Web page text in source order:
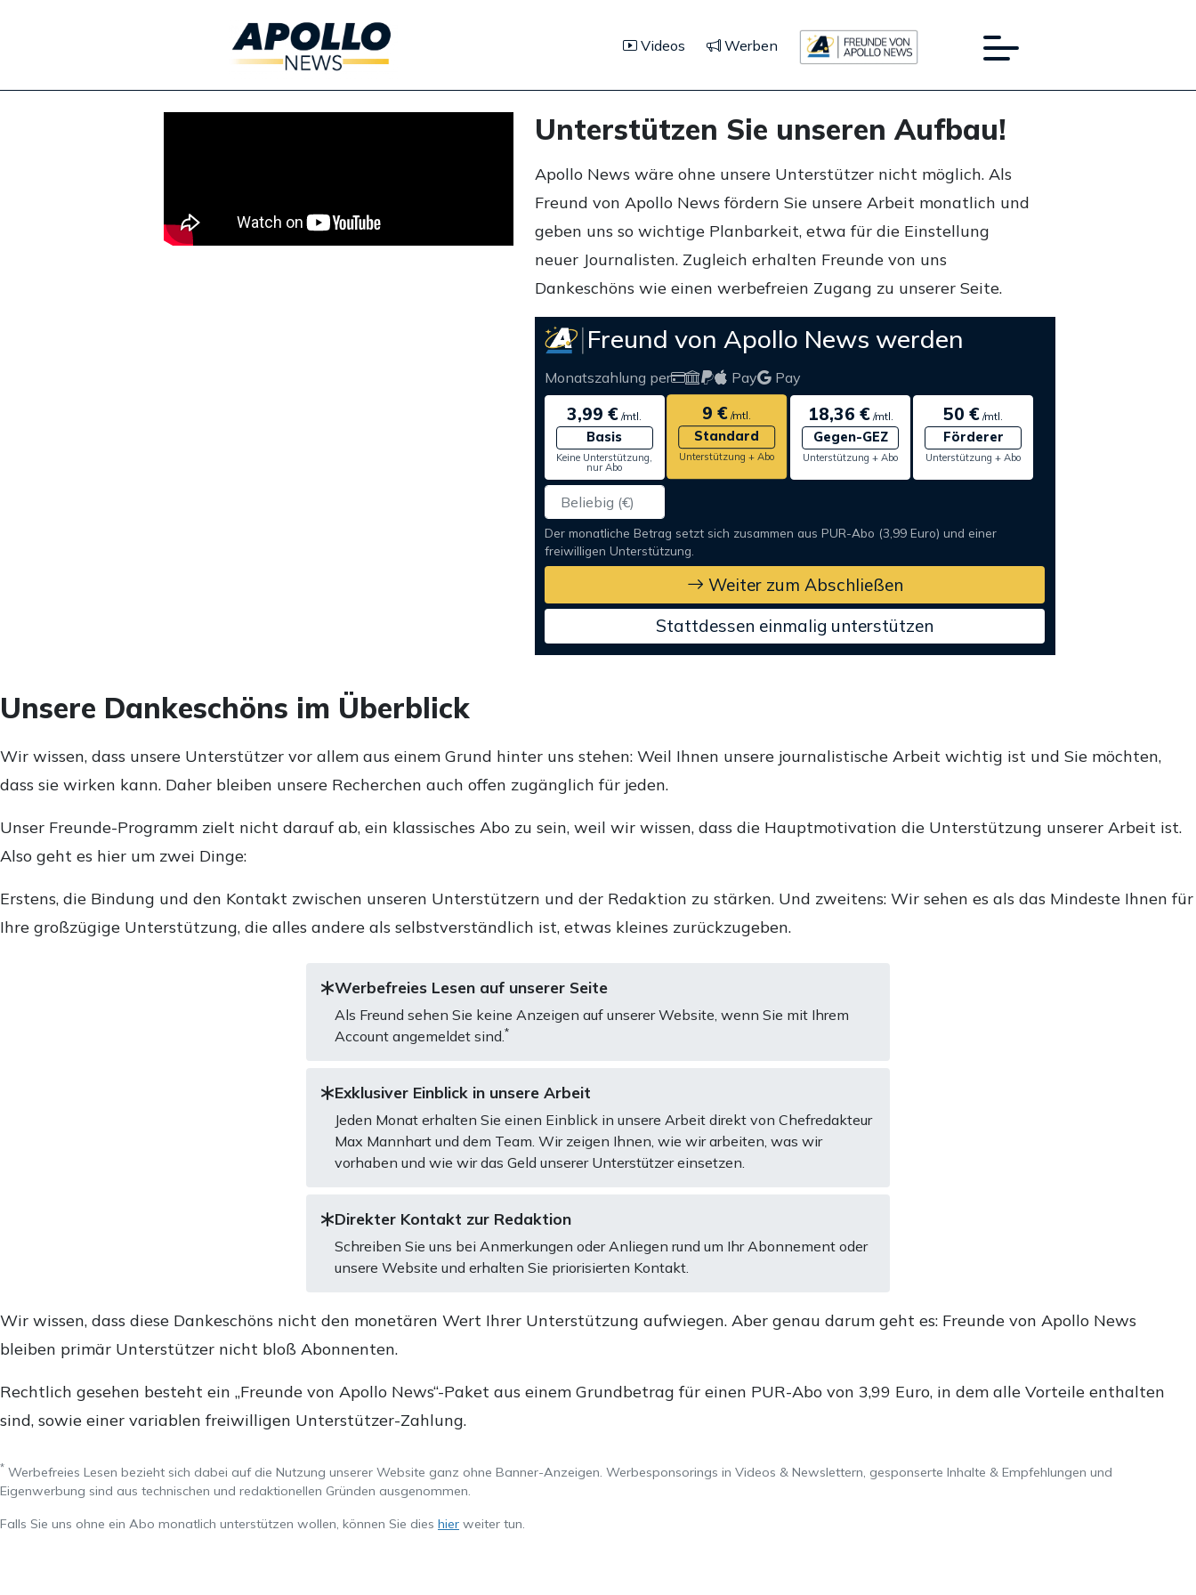
Videos Werben
Unterstützen Sie unseren Aufbau!
Apollo News wäre ohne unsere Unterstützer nicht möglich. Als
Freund von Apollo News fördern Sie unsere Arbeit monatlich und
geben uns so wichtige Planbarkeit, etwa für die Einstellung
neuer Journalisten. Zugleich erhalten Freunde von uns
Dankeschöns wie einen werbefreien Zugang zu unserer Seite.
Freund von Apollo News werden
Monatszahlung per Pay Pay
3,99 € /mtl.
Basis
Keine Unterstützung,
nur Abo
9 € /mtl.
Standard
Unterstützung + Abo
18,36 €/mtl.
Gegen-GEZ
Unterstützung + Abo
50 € /mtl.
Förderer
Unterstützung + Abo
Der monatliche Betrag setzt sich zusammen aus PUR-Abo (3,99 Euro) und einer
freiwilligen Unterstützung.
Weiter zum Abschließen
Stattdessen einmalig unterstützen
Unsere Dankeschöns im Überblick
Wir wissen, dass unsere Unterstützer vor allem aus einem Grund hinter uns stehen: Weil Ihnen unsere journalistische Arbeit wichtig ist und Sie möchten,
dass sie wirken kann. Daher bleiben unsere Recherchen auch offen zugänglich für jeden.
Unser Freunde-Programm zielt nicht darauf ab, ein klassisches Abo zu sein, weil wir wissen, dass die Hauptmotivation die Unterstützung unserer Arbeit ist.
Also geht es hier um zwei Dinge:
Erstens, die Bindung und den Kontakt zwischen unseren Unterstützern und der Redaktion zu stärken. Und zweitens: Wir sehen es als das Mindeste Ihnen für
Ihre großzügige Unterstützung, die alles andere als selbstverständlich ist, etwas kleines zurückzugeben.
Werbefreies Lesen auf unserer Seite
Als Freund sehen Sie keine Anzeigen auf unserer Website, wenn Sie mit Ihrem
Account angemeldet sind. *
Exklusiver Einblick in unsere Arbeit
Jeden Monat erhalten Sie einen Einblick in unsere Arbeit direkt von Chefredakteur
Max Mannhart und dem Team. Wir zeigen Ihnen, wie wir arbeiten, was wir
vorhaben und wie wir das Geld unserer Unterstützer einsetzen.
Direkter Kontakt zur Redaktion
Schreiben Sie uns bei Anmerkungen oder Anliegen rund um Ihr Abonnement oder
unsere Website und erhalten Sie priorisierten Kontakt.
Wir wissen, dass diese Dankeschöns nicht den monetären Wert Ihrer Unterstützung aufwiegen. Aber genau darum geht es: Freunde von Apollo News
bleiben primär Unterstützer nicht bloß Abonnenten.
Rechtlich gesehen besteht ein „Freunde von Apollo News“-Paket aus einem Grundbetrag für einen PUR-Abo von 3,99 Euro, in dem alle Vorteile enthalten
sind, sowie einer variablen freiwilligen Unterstützer-Zahlung.
* Werbefreies Lesen bezieht sich dabei auf die Nutzung unserer Website ganz ohne Banner-Anzeigen. Werbesponsorings in Videos & Newslettern, gesponserte Inhalte & Empfehlungen und
Eigenwerbung sind aus technischen und redaktionellen Gründen ausgenommen.
Falls Sie uns ohne ein Abo monatlich unterstützen wollen, können Sie dies hier weiter tun.